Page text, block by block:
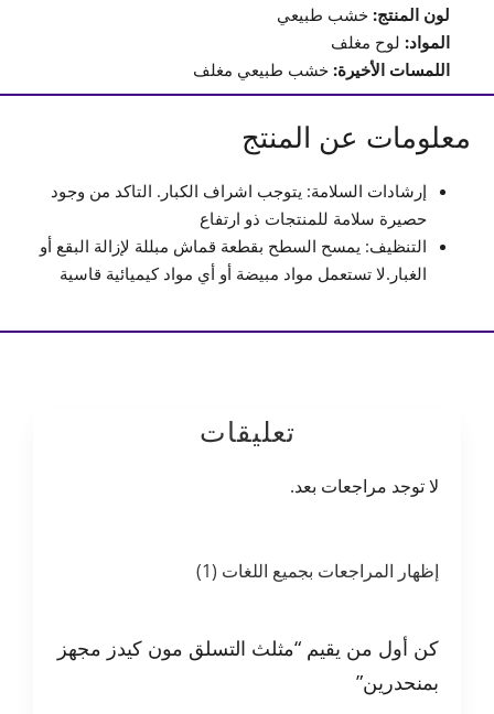
لون المنتج: خشب طبيعي
المواد: لوح مغلف
اللمسات الأخيرة: خشب طبيعي مغلف
معلومات عن المنتج
إرشادات السلامة: يتوجب اشراف الكبار. التاكد من وجود
حصيرة سلامة للمنتجات ذو ارتفاع
التنظيف: يمسح السطح بقطعة قماش مبللة لإزالة البقع أو
الغبار.لا تستعمل مواد مبيضة أو أي مواد كيميائية قاسية
تعليقات
لا توجد مراجعات بعد.
إظهار المراجعات بجميع اللغات (1)
كن أول من يقيم “مثلث التسلق مون كيدز مجهز
بمنحدرين”